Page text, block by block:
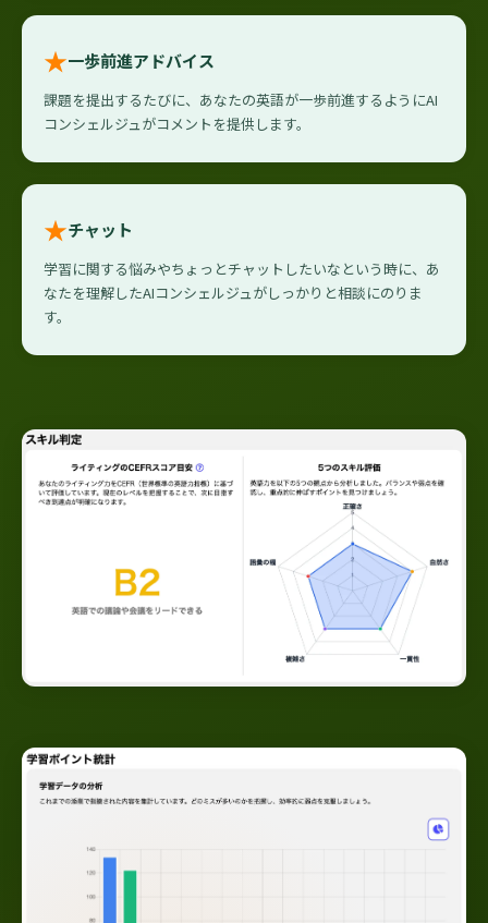
★一歩前進アドバイス
課題を提出するたびに、あなたの英語が一歩前進するようにAI
コンシェルジュがコメントを提供します。
★チャット
学習に関する悩みやちょっとチャットしたいなという時に、あ
なたを理解したAIコンシェルジュがしっかりと相談にのりま
す。